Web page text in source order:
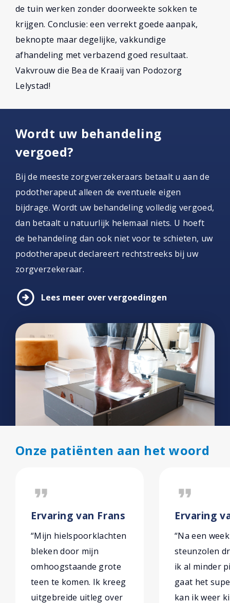
de tuin werken zonder doorweekte sokken te
krijgen. Conclusie: een verrekt goede aanpak,
beknopte maar degelijke, vakkundige
afhandeling met verbazend goed resultaat.
Vakvrouw die Bea de Kraaij van Podozorg
Lelystad!
Wordt uw behandeling
vergoed?
Bij de meeste zorgverzekeraars betaalt u aan de
podotherapeut alleen de eventuele eigen
bijdrage. Wordt uw behandeling volledig vergoed,
dan betaalt u natuurlijk helemaal niets. U hoeft
de behandeling dan ook niet voor te schieten, uw
podotherapeut declareert rechtstreeks bij uw
zorgverzekeraar.
arrow_circle_right Lees meer over vergoedingen
Onze patiënten aan het woord
format_quote
Ervaring van Frans
“Mijn hielspoorklachten
bleken door mijn
omhoogstaande grote
teen te komen. Ik kreeg
uitgebreide uitleg over
format_quote
Ervaring
“Na een week
steunzolen
ik al minder
gaat het
kan ik weer